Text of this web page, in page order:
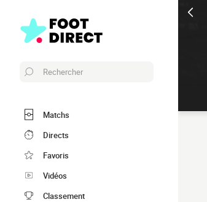
Rechercher
Matchs
Directs
Favoris
Vidéos
Classement